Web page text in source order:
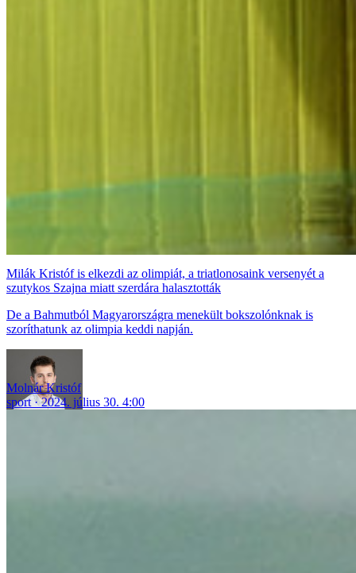
Milák Kristóf is elkezdi az olimpiát, a triatlonosaink versenyét a
szutykos Szajna miatt szerdára halasztották
De a Bahmutból Magyarországra menekült bokszolónknak is
szoríthatunk az olimpia keddi napján.
Molnár Kristóf
sport
2024. július 30. 4:00